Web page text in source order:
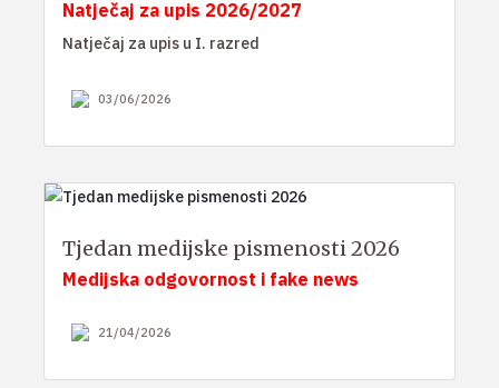
Natječaj za upis 2026/2027
Natječaj za upis u I. razred
03/06/2026
Tjedan medijske pismenosti 2026
Medijska odgovornost i fake news
21/04/2026